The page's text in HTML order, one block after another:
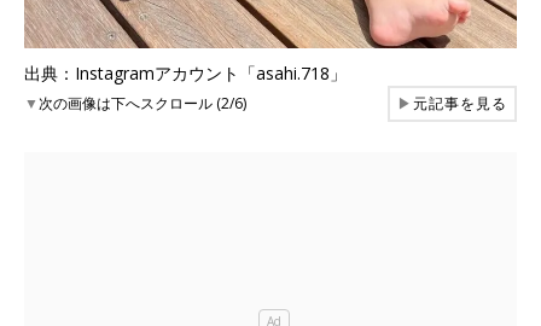
出典：Instagramアカウント「asahi.718」
▼次の画像は下へスクロール (2/6) ▶元記事を見る